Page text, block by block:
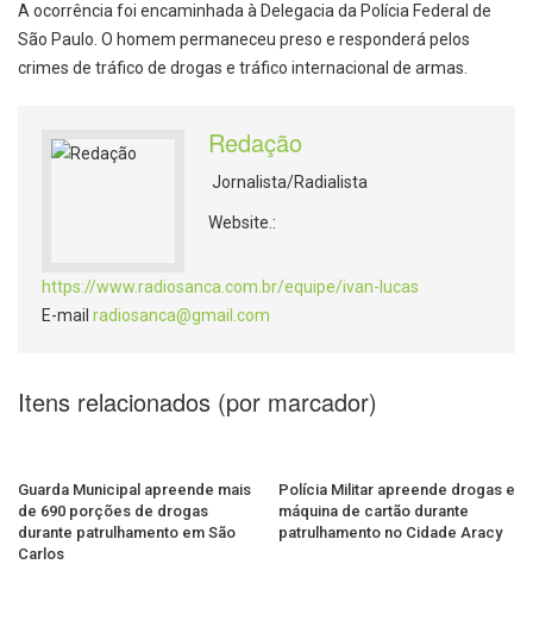
A ocorrência foi encaminhada à Delegacia da Polícia Federal de
São Paulo. O homem permaneceu preso e responderá pelos
crimes de tráfico de drogas e tráfico internacional de armas.
Redação
Jornalista/Radialista
Website.:
https://www.radiosanca.com.br/equipe/ivan-lucas
E-mail radiosanca@gmail.com
Itens relacionados (por marcador)
Guarda Municipal apreende mais
de 690 porções de drogas
durante patrulhamento em São
Carlos
Polícia Militar apreende drogas e
máquina de cartão durante
patrulhamento no Cidade Aracy